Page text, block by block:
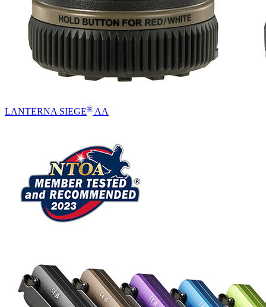
LANTERNA SIEGE® AA